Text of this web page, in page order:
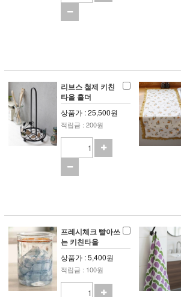
리브스 철제 키친
타올 홀더
상품가 : 25,500원
적립금 : 200원
프레시체크 빨아쓰
는 키친타올
상품가 : 5,400원
적립금 : 100원